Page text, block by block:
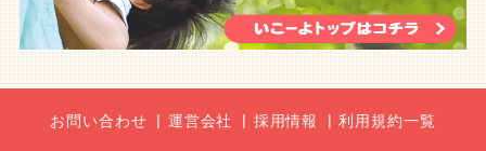
お問い合わせ 運営会社 採用情報 利用規約一覧